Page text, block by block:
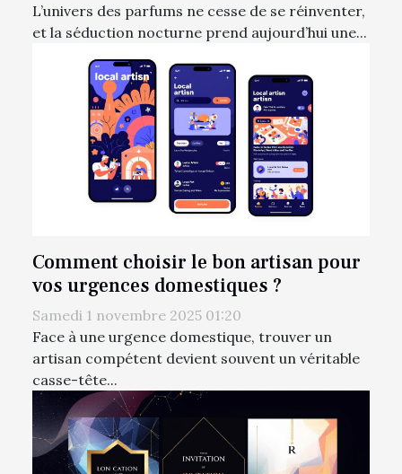
L’univers des parfums ne cesse de se réinventer,
et la séduction nocturne prend aujourd’hui une...
Comment choisir le bon artisan pour
vos urgences domestiques ?
Samedi 1 novembre 2025 01:20
Face à une urgence domestique, trouver un
artisan compétent devient souvent un véritable
casse-tête...